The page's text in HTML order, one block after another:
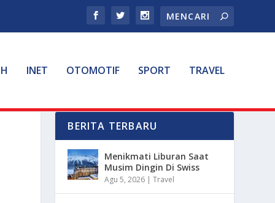
INET OTOMOTIF SPORT TRAVEL
BERITA TERBARU
Menikmati Liburan Saat
Musim Dingin Di Swiss
Agu 5, 2026 |Travel